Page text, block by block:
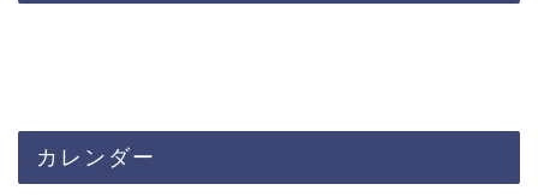
カレンダー